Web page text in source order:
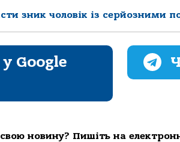
зник чоловік із серйозними
Google
новину? Пишіть на